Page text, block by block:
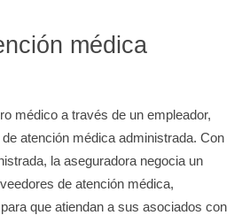
médica
médico a través de un empleador,
atención médica administrada. Con
la aseguradora negocia un
de atención médica,
que atiendan a sus asociados con